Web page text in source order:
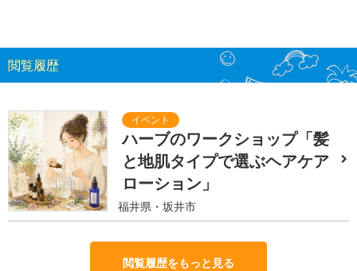
閲覧履歴
ハーブのワークショップ「髪
と地肌タイプで選ぶヘアケア
ローション」
福井県・坂井市
閲覧履歴をもっと見る